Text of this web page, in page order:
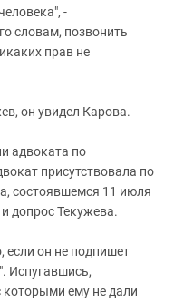
-
словам, позвонить
прав не
он увидел Карова.
адвоката по
присутствовала по
состоявшемся 11 июля
допрос Текужева.
если он не подпишет
Испугавшись,
ему не дали